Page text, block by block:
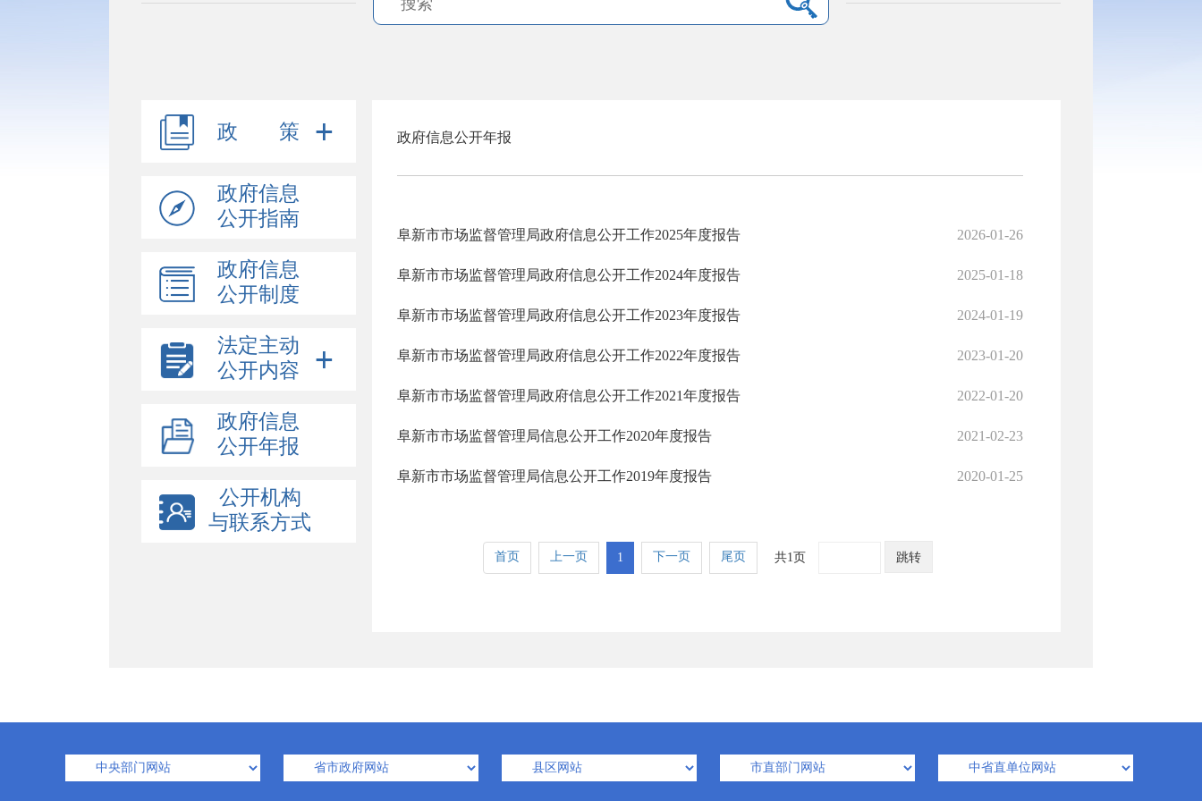
政 策
政府信息
公开指南
政府信息
公开制度
法定主动
公开内容
政府信息
公开年报
公开机构
与联系方式
政府信息公开年报
阜新市市场监督管理局政府信息公开工作2025年度报告 2026-01-26
阜新市市场监督管理局政府信息公开工作2024年度报告 2025-01-18
阜新市市场监督管理局政府信息公开工作2023年度报告 2024-01-19
阜新市市场监督管理局政府信息公开工作2022年度报告 2023-01-20
阜新市市场监督管理局政府信息公开工作2021年度报告 2022-01-20
阜新市市场监督管理局信息公开工作2020年度报告 2021-02-23
阜新市市场监督管理局信息公开工作2019年度报告 2020-01-25
首页 上一页 1 下一页 尾页 共1页 跳转